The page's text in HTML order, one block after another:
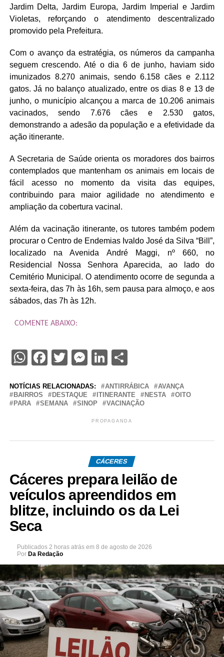
Jardim Delta, Jardim Europa, Jardim Imperial e Jardim
Violetas, reforçando o atendimento descentralizado
promovido pela Prefeitura.
Com o avanço da estratégia, os números da campanha
seguem crescendo. Até o dia 6 de junho, haviam sido
imunizados 8.270 animais, sendo 6.158 cães e 2.112
gatos. Já no balanço atualizado, entre os dias 8 e 13 de
junho, o município alcançou a marca de 10.206 animais
vacinados, sendo 7.676 cães e 2.530 gatos,
demonstrando a adesão da população e a efetividade da
ação itinerante.
A Secretaria de Saúde orienta os moradores dos bairros
contemplados que mantenham os animais em locais de
fácil acesso no momento da visita das equipes,
contribuindo para maior agilidade no atendimento e
ampliação da cobertura vacinal.
Além da vacinação itinerante, os tutores também podem
procurar o Centro de Endemias Ivaldo José da Silva “Bill”,
localizado na Avenida André Maggi, nº 660, no
Residencial Nossa Senhora Aparecida, ao lado do
Cemitério Municipal. O atendimento ocorre de segunda a
sexta-feira, das 7h às 16h, sem pausa para almoço, e aos
sábados, das 7h às 12h.
COMENTE ABAIXO:
WhatsApp
Facebook
TwitterMessenger
LinkedIn
NOTÍCIAS RELACIONADAS: ANTIRRÁBICA
AVANÇA
BAIRROS
DESTAQUE ITINERANTE NESTA
OITO
PARA
SEMANA SINOP VACINAÇÃO
PROPAGANDA
CÁCERES
Cáceres prepara leilão de
veículos apreendidos em
blitze, incluindo os da Lei
Seca
Publicados 2 horas atrás em 8 de agosto de 2026
Por Da Redação